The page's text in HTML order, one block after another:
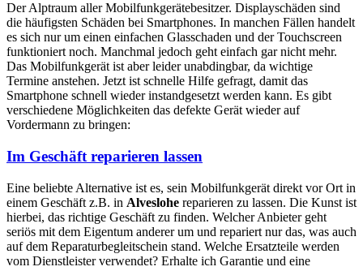
Der Alptraum aller Mobilfunkgerätebesitzer. Displayschäden sind
die häufigsten Schäden bei Smartphones. In manchen Fällen handelt
es sich nur um einen einfachen Glasschaden und der Touchscreen
funktioniert noch. Manchmal jedoch geht einfach gar nicht mehr.
Das Mobilfunkgerät ist aber leider unabdingbar, da wichtige
Termine anstehen. Jetzt ist schnelle Hilfe gefragt, damit das
Smartphone schnell wieder instandgesetzt werden kann. Es gibt
verschiedene Möglichkeiten das defekte Gerät wieder auf
Vordermann zu bringen:
Im Geschäft reparieren lassen
Eine beliebte Alternative ist es, sein Mobilfunkgerät direkt vor Ort in
einem Geschäft z.B. in Alveslohe reparieren zu lassen. Die Kunst ist
hierbei, das richtige Geschäft zu finden. Welcher Anbieter geht
seriös mit dem Eigentum anderer um und repariert nur das, was auch
auf dem Reparaturbegleitschein stand. Welche Ersatzteile werden
vom Dienstleister verwendet? Erhalte ich Garantie und eine